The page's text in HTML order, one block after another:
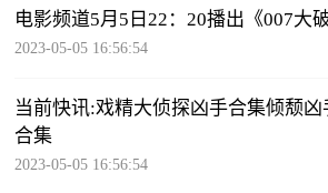
电影频道5月5日22：20播出《007大
2023-05-05 16:56:54
当前快讯:戏精大侦探凶手合集倾颓
合集
2023-05-05 16:56:54